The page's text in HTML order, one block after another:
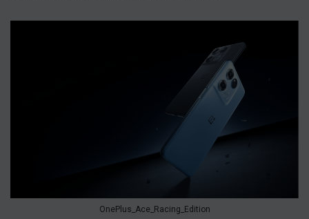
OnePlus_Ace_Racing_Edition